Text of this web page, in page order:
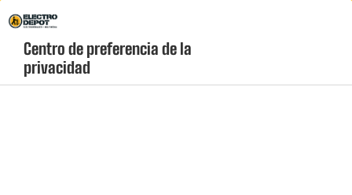
Menú
geolocation-header-icon-text
account
Centro de preferencia de la
privacidad